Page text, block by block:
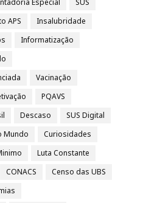
Especial
SUS
APS
Insalubridade
Informatização
Vacinação
PQAVS
Descaso
SUS Digital
Mundo
Curiosidades
Luta Constante
CONACS
Censo das UBS